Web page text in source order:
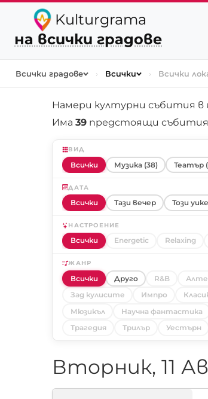
Kulturgrama
на всички градове
Всички градове › Всички › Всички
Намери културни събития в
Има 39 предстоящи
ВИД
Всички Музика (38) Театър
ДАТА
Всички Тази вечер Този
НАСТРОЕНИЕ
Всички Energetic Relaxing
ЖАНР
Всички Друго R&B
Зад кулисите
Импро
Мюзикъл
Научна фантастика
Трагедия
Трилър Уестърн
Вторник, 11